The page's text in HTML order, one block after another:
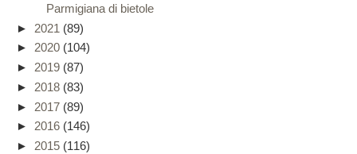
Parmigiana di bietole
► 2021 (89)
► 2020 (104)
► 2019 (87)
► 2018 (83)
► 2017 (89)
► 2016 (146)
► 2015 (116)